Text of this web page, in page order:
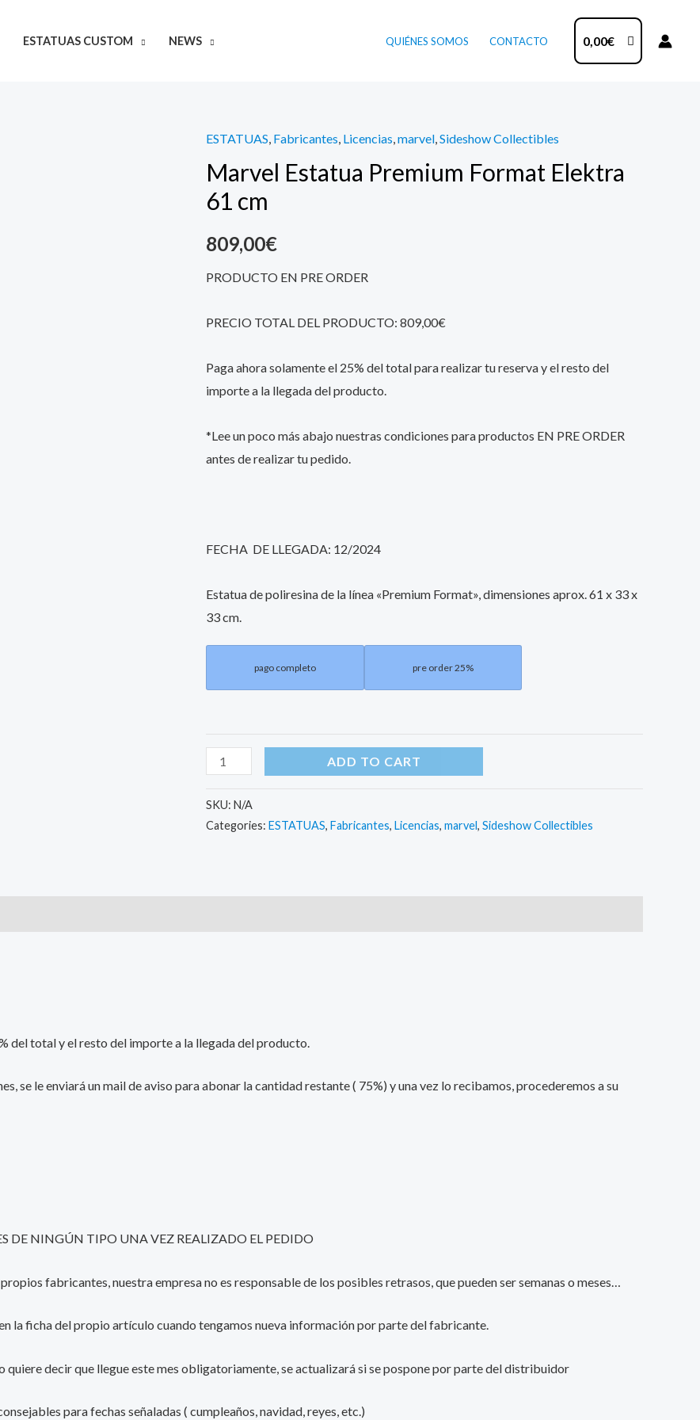
ESTATUAS CUSTOM NEWS QUIÉNES SOMOS CONTACTO 0,00€
ESTATUAS, Fabricantes, Licencias,marvel,Sideshow Collectibles
Marvel Estatua Premium Format Elektra
61 cm
809,00€
PRODUCTO EN PRE ORDER
PRECIO TOTAL DEL PRODUCTO: 809,00€
Paga ahora solamente el 25% del total para realizar tu reserva y el resto del
importe a la llegada del producto.
*Lee un poco más abajo nuestras condiciones para productos EN PRE ORDER
antes de realizar tu pedido.
FECHA DE LLEGADA: 12/2024
Estatua de poliresina de la línea «Premium Format», dimensiones aprox. 61 x 33 x
33 cm.
pago completo pre order 25%
Marvel
Estatua
Premium
Format
Elektra
cm
ADD TO CART
SKU: N/A
Categories: ESTATUAS, Fabricantes, Licencias, marvel, Sideshow Collectibles
del total y el resto del importe a la llegada del producto.
se le enviará un mail de aviso para abonar la cantidad restante ( 75%) y una vez lo recibamos, procederemos a su
NINGÚN TIPO UNA VEZ REALIZADO EL PEDIDO
fabricantes, nuestra empresa no es responsable de los posibles retrasos, que pueden ser semanas o meses…
la ficha del propio artículo cuando tengamos nueva información por parte del fabricante.
quiere decir que llegue este mes obligatoriamente, se actualizará si se pospone por parte del distribuidor
para fechas señaladas ( cumpleaños, navidad, reyes, etc.)